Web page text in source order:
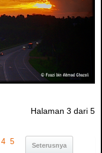
Halaman 3 dari 5
4 5 Seterusnya